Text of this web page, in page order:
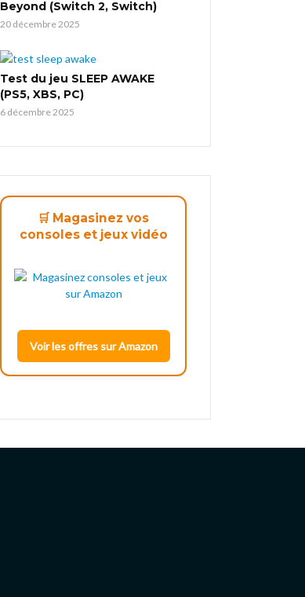
Beyond (Switch 2, Switch)
20 décembre 2025
Test du jeu SLEEP AWAKE
(PS5, XBS, PC)
6 décembre 2025
🛒 Magasinez vos
consoles et jeux vidéo
Voir les offres sur Amazon